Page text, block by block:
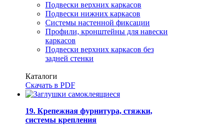
Подвески верхних каркасов
Подвески нижних каркасов
Системы настенной фиксации
Профили, кронштейны для навески
каркасов
Подвески верхних каркасов без
задней стенки
Каталоги
Скачать в PDF
19. Крепежная фурнитура, стяжки,
системы крепления